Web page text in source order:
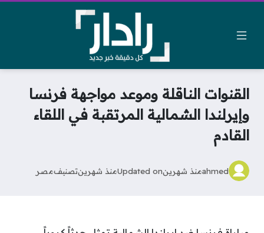
القنوات الناقلة وموعد مواجهة فرنسا
وإيرلندا الشمالية المرتقبة في اللقاء
القادم
ahmedمنذ شهرينUpdated onمنذ شهرينتصنيفمصر